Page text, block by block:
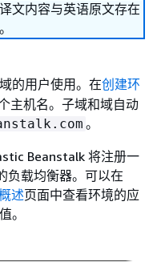
文内容与英语原文存在
的用户使用。在创建环
主机名。子域和域自动
。
Beanstalk 将注册一
负载均衡器。可以在
述页面中查看环境的应
。